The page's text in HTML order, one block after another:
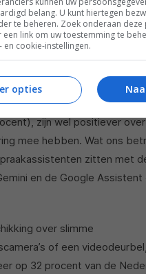
over spraakassistenten.
producten met de stem en
Mannen zijn overigens
die een slimme
zijn wel positiever over
mee hebben. Wat ons
zitten met
en de Google Assistent
over slimme
of een
op 32 procent van de
belang. U kunt hiertegen
te beheren. Zoek onderaan deze
een link om uw toestemming te
en cookie-instellingen.
opties